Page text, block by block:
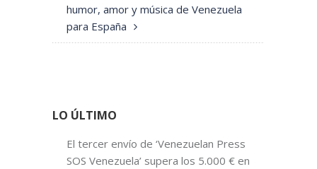
humor, amor y música de Venezuela
para España
LO ÚLTIMO
El tercer envío de ‘Venezuelan Press
SOS Venezuela’ supera los 5.000 € en